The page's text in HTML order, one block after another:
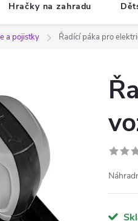
Hračky na zahradu
a pojistky Řadící páka pro